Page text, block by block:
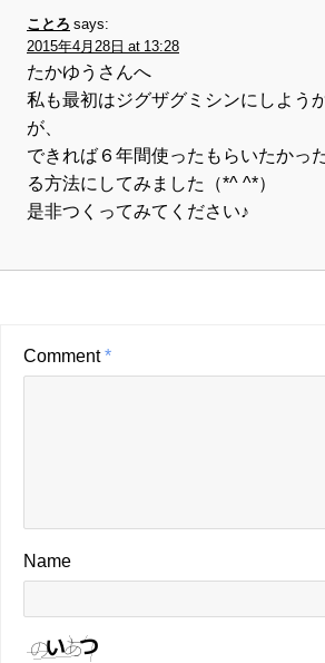
ことろ says:
2015年4月28日 at 13:28
たかゆうさんへ
私も最初はジグザグミシンにしよう
が、
できれば６年間使ったもらいたかっ
る方法にしてみました（*^ ^*）
是非つくってみてください♪
Comment*
Name